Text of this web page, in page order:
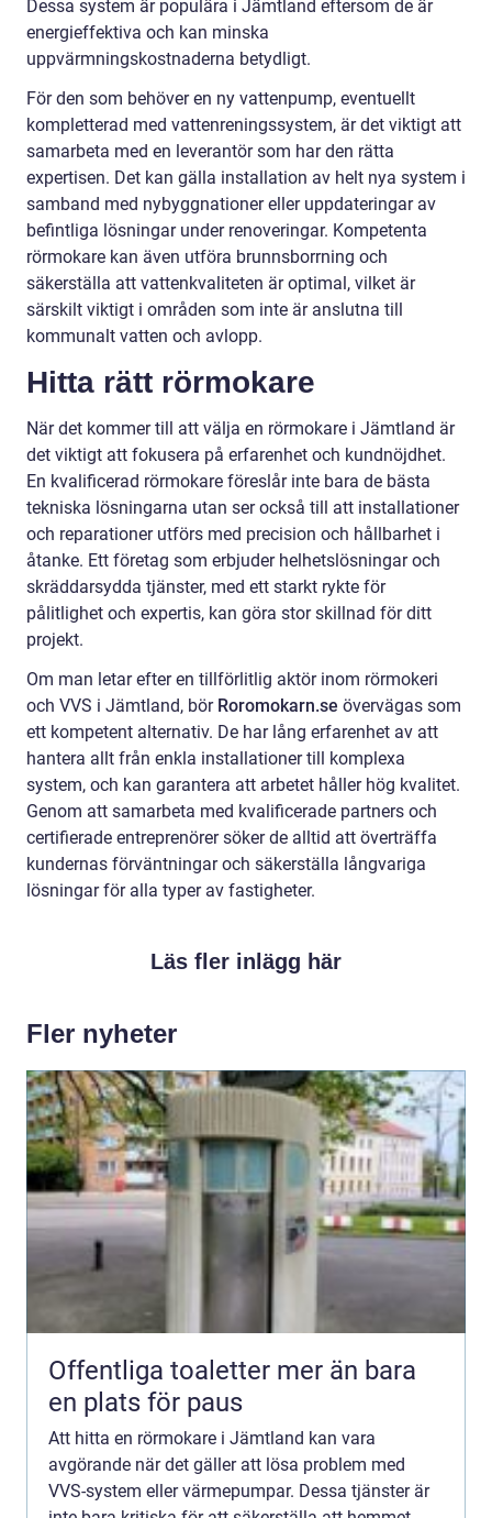
Dessa system är populära i Jämtland eftersom de är
energieffektiva och kan minska
uppvärmningskostnaderna betydligt.
För den som behöver en ny vattenpump, eventuellt
kompletterad med vattenreningssystem, är det viktigt att
samarbeta med en leverantör som har den rätta
expertisen. Det kan gälla installation av helt nya system i
samband med nybyggnationer eller uppdateringar av
befintliga lösningar under renoveringar. Kompetenta
rörmokare kan även utföra brunnsborrning och
säkerställa att vattenkvaliteten är optimal, vilket är
särskilt viktigt i områden som inte är anslutna till
kommunalt vatten och avlopp.
Hitta rätt rörmokare
När det kommer till att välja en rörmokare i Jämtland är
det viktigt att fokusera på erfarenhet och kundnöjdhet.
En kvalificerad rörmokare föreslår inte bara de bästa
tekniska lösningarna utan ser också till att installationer
och reparationer utförs med precision och hållbarhet i
åtanke. Ett företag som erbjuder helhetslösningar och
skräddarsydda tjänster, med ett starkt rykte för
pålitlighet och expertis, kan göra stor skillnad för ditt
projekt.
Om man letar efter en tillförlitlig aktör inom rörmokeri
och VVS i Jämtland, bör Roromokarn.se övervägas som
ett kompetent alternativ. De har lång erfarenhet av att
hantera allt från enkla installationer till komplexa
system, och kan garantera att arbetet håller hög kvalitet.
Genom att samarbeta med kvalificerade partners och
certifierade entreprenörer söker de alltid att överträffa
kundernas förväntningar och säkerställa långvariga
lösningar för alla typer av fastigheter.
Läs fler inlägg här
Fler nyheter
Offentliga toaletter mer än bara
en plats för paus
Att hitta en rörmokare i Jämtland kan vara
avgörande när det gäller att lösa problem med
VVS-system eller värmepumpar. Dessa tjänster är